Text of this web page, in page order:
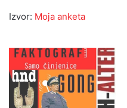
Izvor: Moja anketa